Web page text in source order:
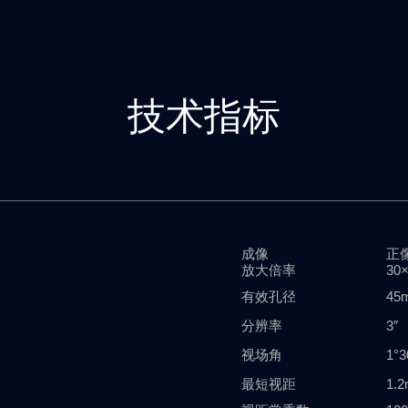
技术指标
成像
放大倍率
正
有效孔径
分辨率
3″
视场角
最短视距